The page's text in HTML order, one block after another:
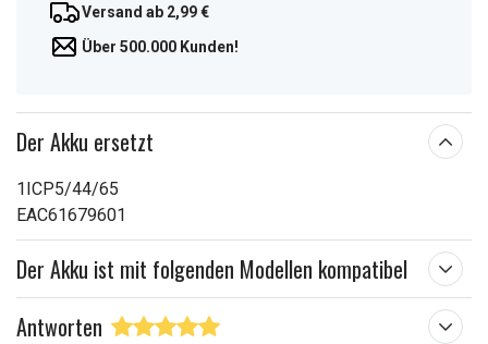
Versand ab 2,99 €
Über 500.000 Kunden!
Der Akku ersetzt
1ICP5/44/65
EAC61679601
Der Akku ist mit folgenden Modellen kompatibel
Antworten